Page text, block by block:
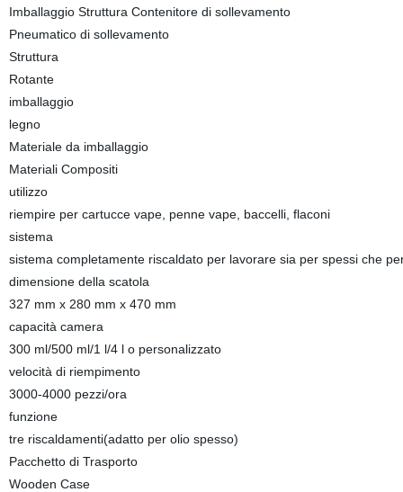
Imballaggio Struttura Contenitore di sollevamento
Pneumatico di sollevamento
Struttura
Rotante
imballaggio
legno
Materiale da imballaggio
Materiali Compositi
utilizzo
riempire per cartucce vape, penne vape, baccelli, flaconi
sistema
sistema completamente riscaldato per lavorare sia per spessi che
dimensione della scatola
327 mm x 280 mm x 470 mm
capacità camera
300 ml/500 ml/1 l/4 l o personalizzato
velocità di riempimento
3000-4000 pezzi/ora
funzione
tre riscaldamenti(adatto per olio spesso)
Pacchetto di Trasporto
Wooden Case